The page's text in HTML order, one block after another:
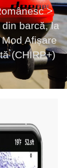
>
barcă, la
Mod Afișare
(CHIRP+)